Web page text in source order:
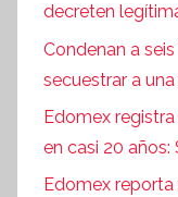
decreten
Condenan a
secuestrar a
Edomex
en casi 20 años:
Edomex